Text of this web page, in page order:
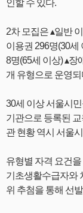
인할 수 있다.
2차 모집은 ▴일반
이용권 296명(30세
8명(65세 이상) ▴장
개 유형으로 운영
30세 이상 서울시
기관으로 등록된
관 현황 역시 서울
유형별 자격 요건
기초생활수급자와
위 추첨을 통해 선